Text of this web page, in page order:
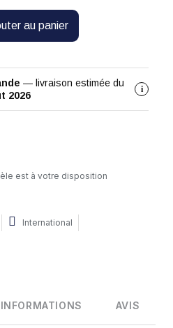
au panier
— livraison estimée du
2026
i
est à votre disposition
International
INFORMATIONS AVIS